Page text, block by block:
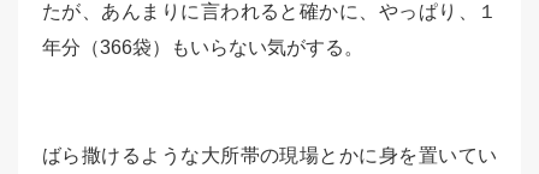
たが、あんまりに言われると確かに、やっぱり、１
年分（366袋）もいらない気がする。
ばら撒けるような大所帯の現場とかに身を置いてい